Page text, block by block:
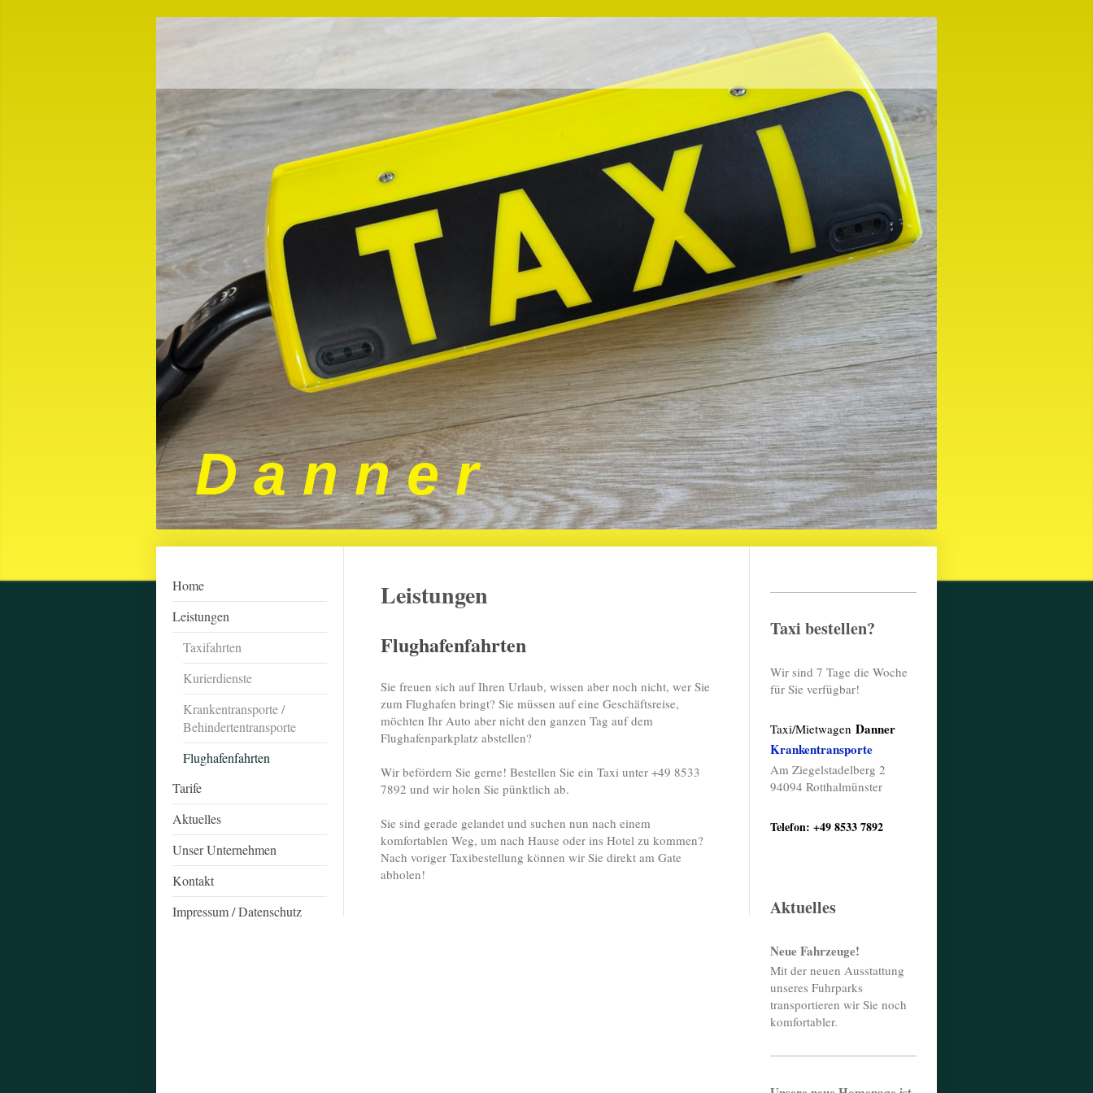
D a n n e r
Home
Leistungen
Taxifahrten
Kurierdienste
Krankentransporte /
Behindertentransporte
Flughafenfahrten
Tarife
Aktuelles
Unser Unternehmen
Kontakt
Impressum / Datenschutz
Leistungen
Flughafenfahrten
Sie freuen sich auf Ihren Urlaub, wissen aber noch nicht, wer Sie
zum Flughafen bringt? Sie müssen auf eine Geschäftsreise,
möchten Ihr Auto aber nicht den ganzen Tag auf dem
Flughafenparkplatz abstellen?
Wir befördern Sie gerne! Bestellen Sie ein Taxi unter +49 8533
7892 und wir holen Sie pünktlich ab.
Sie sind gerade gelandet und suchen nun nach einem
komfortablen Weg, um nach Hause oder ins Hotel zu kommen?
Nach voriger Taxibestellung können wir Sie direkt am Gate
abholen!
Taxi bestellen?
Wir sind 7 Tage die Woche
für Sie verfügbar!
Taxi/Mietwagen Danner
Krankentransporte
Am Ziegelstadelberg 2
94094 Rotthalmünster
Telefon: +49 8533 7892
Aktuelles
Neue Fahrzeuge!
Mit der neuen Ausstattung
unseres Fuhrparks
transportieren wir Sie noch
komfortabler.